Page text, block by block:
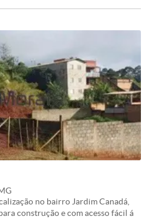
no bairro Jardim Canadá,
construção e com acesso fácil á